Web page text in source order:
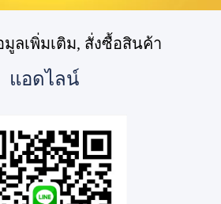
ลเพิ่มเติม, สั่งซื้อสินค้า
แอดไลน์